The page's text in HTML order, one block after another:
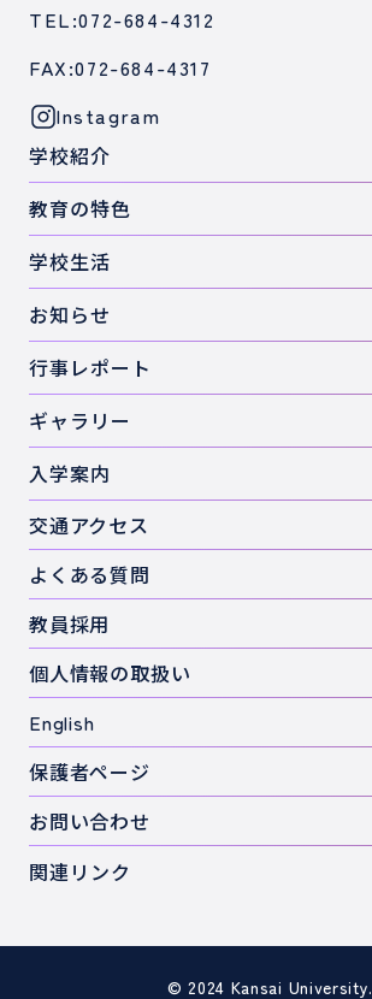
TEL:072-684-4312
FAX:072-684-4317
Instagram
学校紹介
教育の特色
学校生活
お知らせ
行事レポート
ギャラリー
入学案内
交通アクセス
よくある質問
教員採用
個人情報の取扱い
English
保護者ページ
お問い合わせ
関連リンク
© 2024 Kansai University.